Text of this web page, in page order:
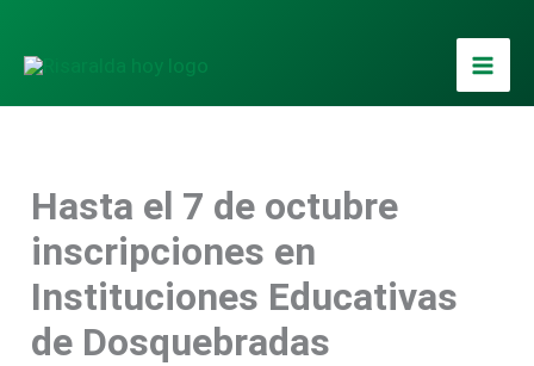
contenido
Hasta el 7 de octubre
inscripciones en
Instituciones Educativas
de Dosquebradas